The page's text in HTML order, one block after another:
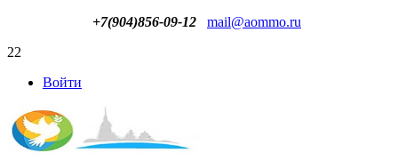
+7(904)856-09-12
mail@aommo.ru
22
Войти